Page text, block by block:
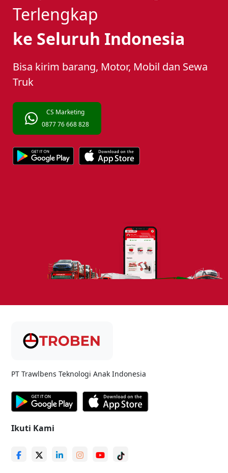
Terlengkap
ke Seluruh Indonesia
Bisa kirim barang, Motor, Mobil dan Sewa
Truk
CS Marketing
0877 76 668 828
PT Trawlbens Teknologi Anak Indonesia
Ikuti Kami